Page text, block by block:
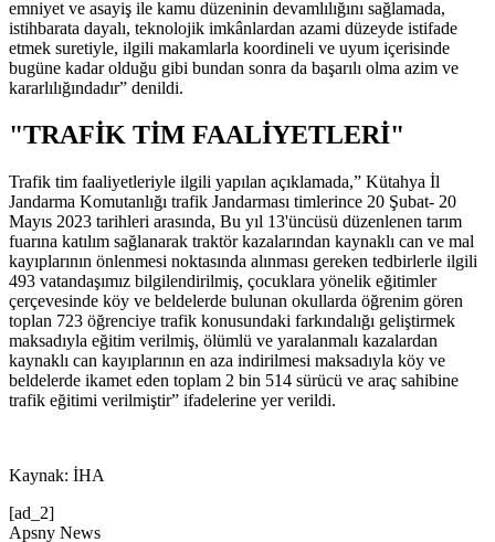
emniyet ve asayiş ile kamu düzeninin devamlılığını sağlamada,
istihbarata dayalı, teknolojik imkânlardan azami düzeyde istifade
etmek suretiyle, ilgili makamlarla koordineli ve uyum içerisinde
bugüne kadar olduğu gibi bundan sonra da başarılı olma azim ve
kararlılığındadır” denildi.
"TRAFİK TİM FAALİYETLERİ"
Trafik tim faaliyetleriyle ilgili yapılan açıklamada,” Kütahya İl
Jandarma Komutanlığı trafik Jandarması timlerince 20 Şubat- 20
Mayıs 2023 tarihleri arasında, Bu yıl 13'üncüsü düzenlenen tarım
fuarına katılım sağlanarak traktör kazalarından kaynaklı can ve mal
kayıplarının önlenmesi noktasında alınması gereken tedbirlerle ilgili
493 vatandaşımız bilgilendirilmiş, çocuklara yönelik eğitimler
çerçevesinde köy ve beldelerde bulunan okullarda öğrenim gören
toplan 723 öğrenciye trafik konusundaki farkındalığı geliştirmek
maksadıyla eğitim verilmiş, ölümlü ve yaralanmalı kazalardan
kaynaklı can kayıplarının en aza indirilmesi maksadıyla köy ve
beldelerde ikamet eden toplam 2 bin 514 sürücü ve araç sahibine
trafik eğitimi verilmiştir” ifadelerine yer verildi.
Kaynak: İHA
[ad_2]
Apsny News